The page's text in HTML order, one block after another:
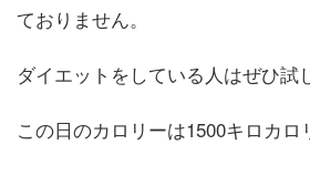
ておりません。
ダイエットをしている人はぜひ試
この日のカロリーは1500キロカロ